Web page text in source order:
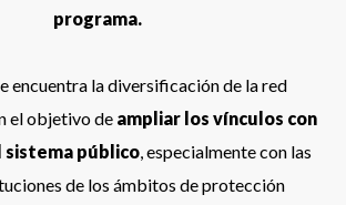
programa.
encuentra la diversificación de la red
el objetivo de ampliar los vínculos con
público, especialmente con las
de los ámbitos de protección